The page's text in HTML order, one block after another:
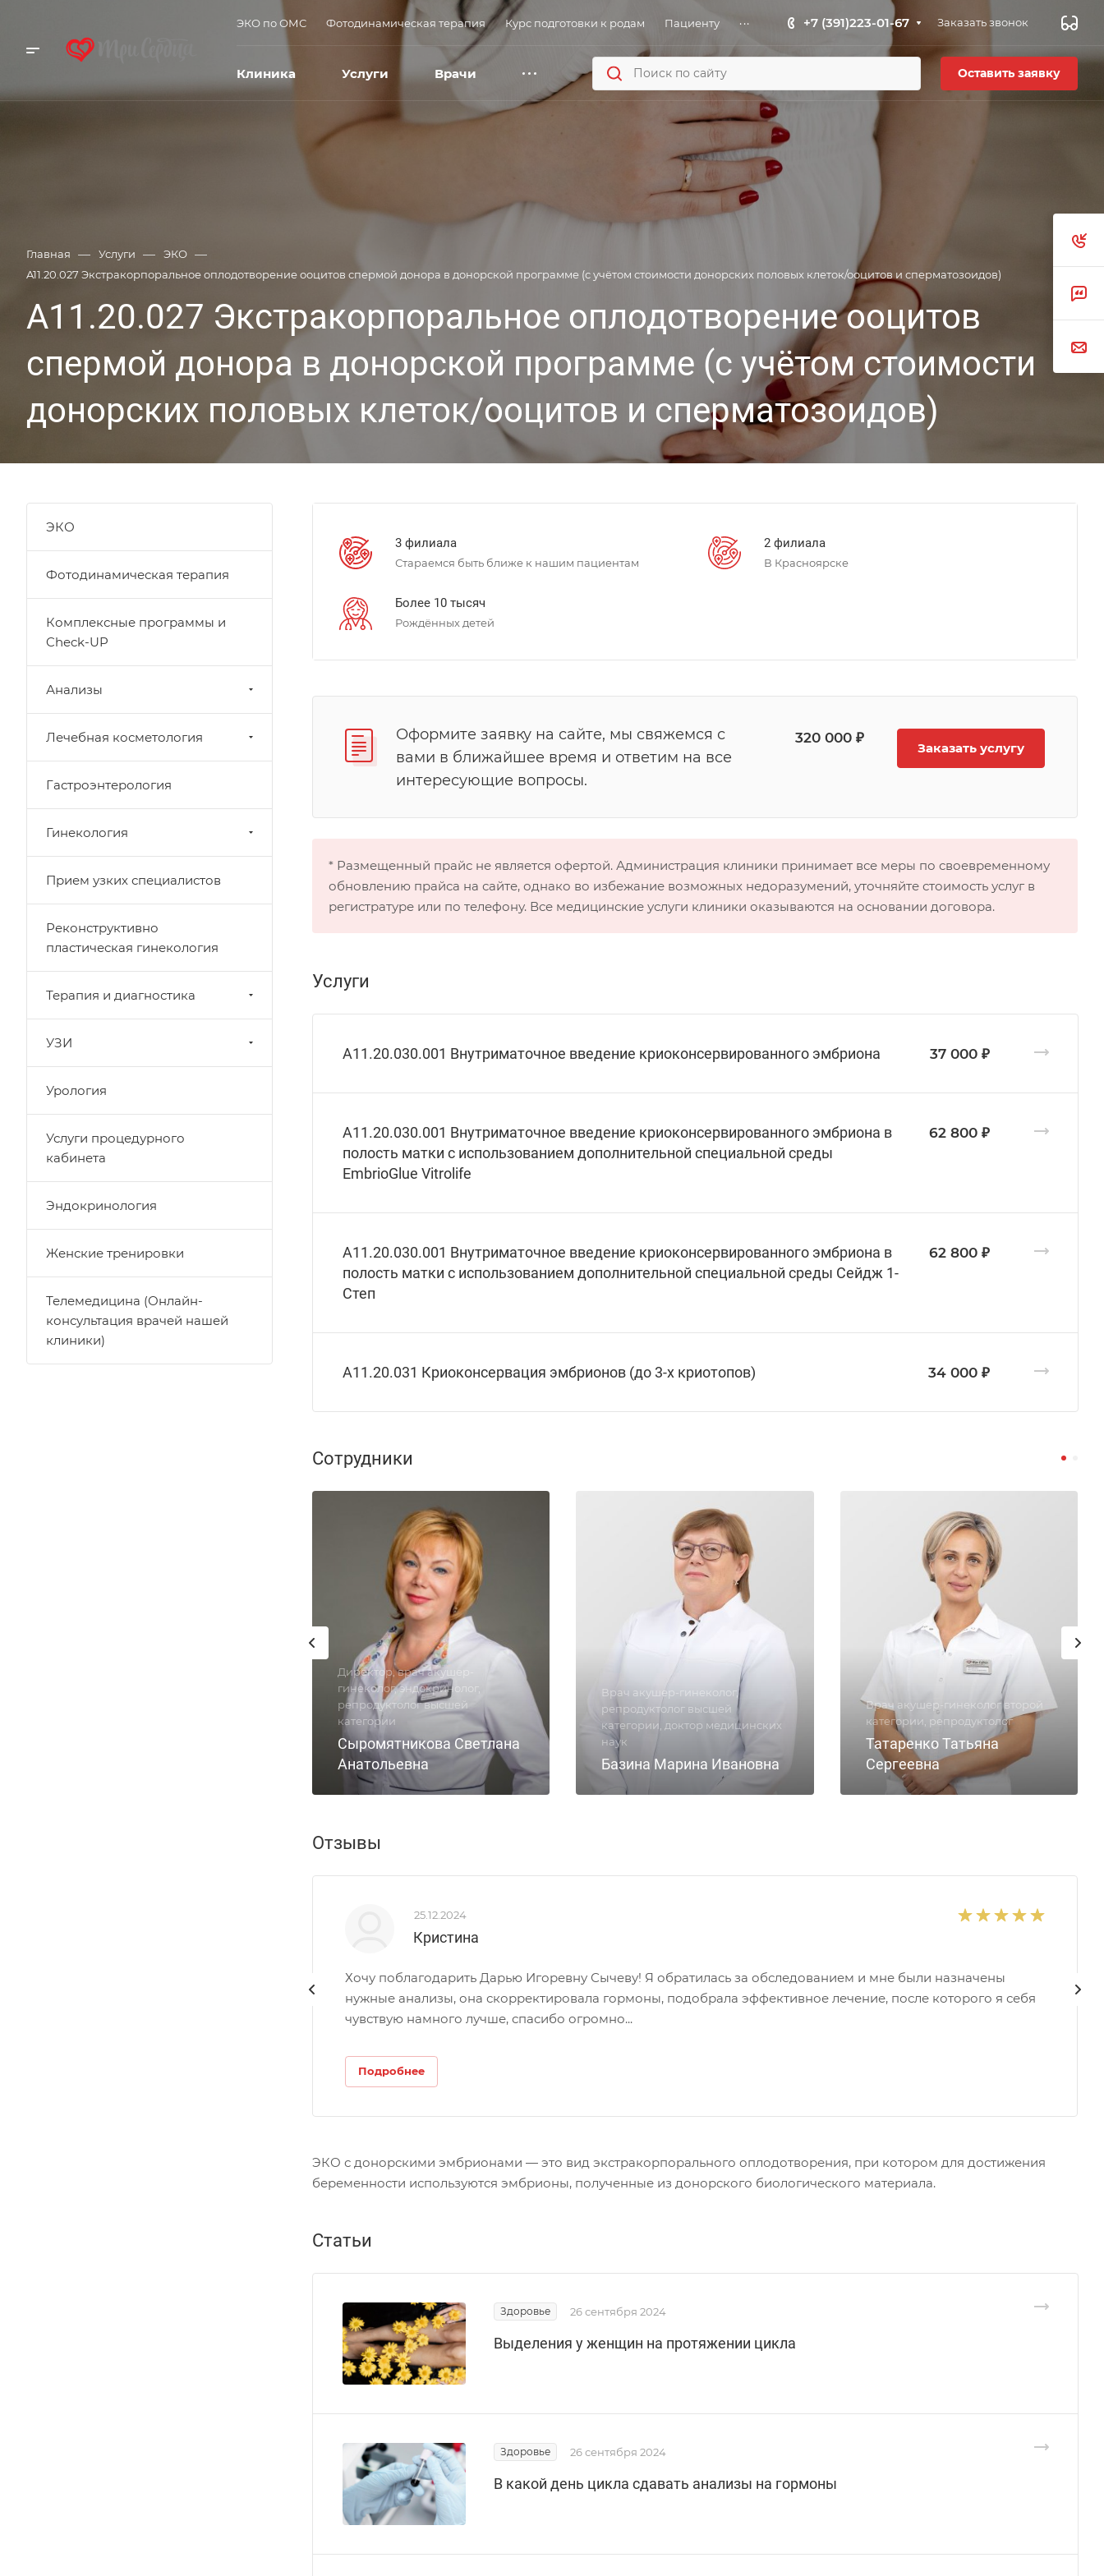
ЭКО по ОМС Фотодинамическая терапия Курс подготовки к родам Пациенту ... +7 (391)223-01-67 Заказать звонок
Клиника Услуги Врачи Оставить заявку
Главная — Услуги — ЭКО —
A11.20.027 Экстракорпоральное оплодотворение ооцитов спермой донора в донорской программе (с учётом стоимости донорских половых клеток/ооцитов и сперматозоидов)
A11.20.027 Экстракорпоральное оплодотворение ооцитов
спермой донора в донорской программе (с учётом стоимости
донорских половых клеток/ооцитов и сперматозоидов)
3 филиала
Стараемся быть ближе к нашим пациентам
2 филиала
В Красноярске
Более 10 тысяч
Рождённых детей
Оформите заявку на сайте, мы свяжемся с
вами в ближайшее время и ответим на все
интересующие вопросы.
320 000 ₽
Заказать услугу
* Размещенный прайс не является офертой. Администрация клиники принимает все меры по своевременному
обновлению прайса на сайте, однако во избежание возможных недоразумений, уточняйте стоимость услуг в
регистратуре или по телефону. Все медицинские услуги клиники оказываются на основании договора.
Услуги
А11.20.030.001 Внутриматочное введение криоконсервированного эмбриона 37 000 ₽
А11.20.030.001 Внутриматочное введение криоконсервированного эмбриона в
полость матки с использованием дополнительной специальной среды
EmbrioGlue Vitrolife
62 800 ₽
А11.20.030.001 Внутриматочное введение криоконсервированного эмбриона в
полость матки с использованием дополнительной специальной среды Сейдж 1-
Степ
62 800 ₽
А11.20.031 Криоконсервация эмбрионов (до 3-х криотопов) 34 000 ₽
Сотрудники
Директор, врач акушер-
гинеколог, эндокринолог,
репродуктолог высшей
категории
Сыромятникова Светлана
Анатольевна
Врач акушер-гинеколог,
репродуктолог высшей
категории, доктор медицинских
наук
Базина Марина Ивановна
Врач акушер-гинеколог второй
категории, репродуктолог
Татаренко Татьяна
Сергеевна
Отзывы
25.12.2024
Кристина
Хочу поблагодарить Дарью Игоревну Сычеву! Я обратилась за обследованием и мне были назначены
нужные анализы, она скорректировала гормоны, подобрала эффективное лечение, после которого я себя
чувствую намного лучше, спасибо огромно...
Подробнее
ЭКО с донорскими эмбрионами — это вид экстракорпорального оплодотворения, при котором для достижения
беременности используются эмбрионы, полученные из донорского биологического материала.
Статьи
Здоровье 26 сентября 2024
Выделения у женщин на протяжении цикла
Здоровье 26 сентября 2024
В какой день цикла сдавать анализы на гормоны
ЭКО
Фотодинамическая терапия
Комплексные программы и
Check-UP
Анализы
Лечебная косметология
Гастроэнтерология
Гинекология
Прием узких специалистов
Реконструктивно
пластическая гинекология
Терапия и диагностика
УЗИ
Урология
Услуги процедурного
кабинета
Эндокринология
Женские тренировки
Телемедицина (Онлайн-
консультация врачей нашей
клиники)